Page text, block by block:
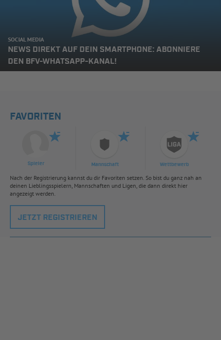
SOCIAL MEDIA
NEWS DIREKT AUF DEIN SMARTPHONE: ABONNIERE
DEN BFV-WHATSAPP-KANAL!
FAVORITEN
Spieler Mannschaft Wettbewerb
Nach der Registrierung kannst du dir Favoriten setzen. So bist du ganz nah an
deinen Lieblingsspielern, Mannschaften und Ligen, die dann direkt hier
angezeigt werden.
JETZT REGISTRIEREN